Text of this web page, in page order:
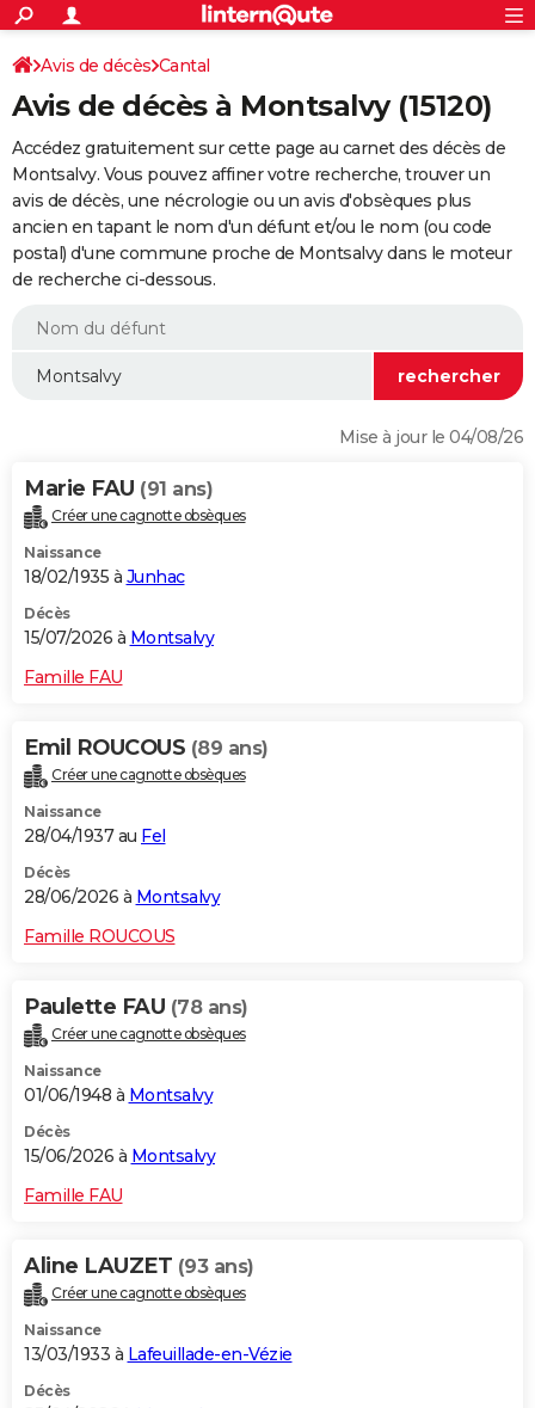
ACTUALITÉS
Politique
Société
Faits Divers
Education
Monde
Villes
+
SPORT
Coupe du monde 2026
Football
Tennis
Cyclisme
Rugby
Forum
Programme TV
TNTStreaming
Cinéma
Sorties cinéma
Musique
+
FINANCE
Retraite
Impôts
Epargne
Immobilier
Risques naturels par ville
Banque
Assurance
Crédit
AUTO
Essais
Réserver un essai
Citadines
Berlines
SUV
Forum auto
+
HIGH-TECH
BRICOLAGE
WEEK-END
Alimentation
Guide de la santé
Maladies
Médicaments
Sommeil
VOYAGE
Destinations
City break
Voyage nature
Voyage de noces
Forum
Climat
+PHOTO
GUIDES D'ACHAT
Carte de Noël
Carte Bonne année
Carte Saint-Valentin
Carte Pâques
Carte d'anniversaire
DICTIONNAIRE
Dictionnaire
Biographies
Citations
Expressions
Proverbes
PROGRAMME TV
S'inscrire
Se connecter
Lycées
Collèges
Primaires
Universités
Entreprises
Service militaire
Avis de recherche
AVIS DE DÉCÈS
FORUM
Bricolage
Lifestyle
Culture
Television
Voyage
Avis de décès Cantal
Avis de décès à Montsalvy (15120)
Accédez gratuitement sur cette page au carnet des décès de
Montsalvy. Vous pouvez affiner votre recherche, trouver un
avis de décès, une nécrologie ou un avis d'obsèques plus
ancien en tapant le nom d'un défunt et/ou le nom (ou code
postal) d'une commune proche de Montsalvy dans le moteur
de recherche ci-dessous.
Mise à jour le 04/08/26
Marie FAU (91 ans)
Créer une cagnotte obsèques
Naissance
18/02/1935 à Junhac
Décès
15/07/2026 à Montsalvy
Famille FAU
Emil ROUCOUS (89 ans)
Créer une cagnotte obsèques
Naissance
28/04/1937 au Fel
Décès
28/06/2026 à Montsalvy
Famille ROUCOUS
Paulette FAU (78 ans)
Créer une cagnotte obsèques
Naissance
01/06/1948 à Montsalvy
Décès
15/06/2026 à Montsalvy
Famille FAU
Aline LAUZET (93 ans)
Créer une cagnotte obsèques
Naissance
13/03/1933 à Lafeuillade-en-Vézie
Décès